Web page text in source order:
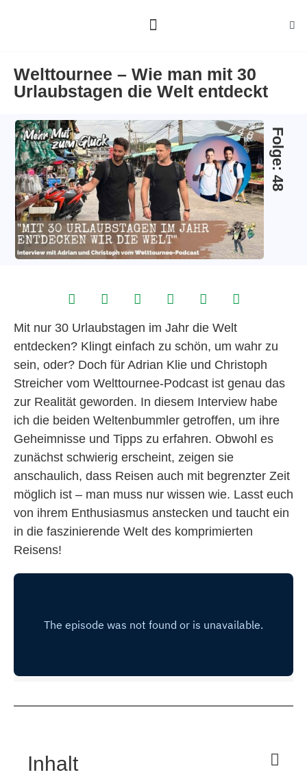
Welttournee – Wie man mit 30
Urlaubstagen die Welt entdeckt
Folge: 48
Mit nur 30 Urlaubstagen im Jahr die Welt
entdecken? Klingt einfach zu schön, um wahr zu
sein, oder? Doch für Adrian Klie und Christoph
Streicher vom Welttournee-Podcast ist genau das
zur Realität geworden. In diesem Interview habe
ich die beiden Weltenbummler getroffen, um ihre
Geheimnisse und Tipps zu erfahren. Obwohl es
zunächst schwierig erscheint, zeigen sie
anschaulich, dass Reisen auch mit begrenzter Zeit
möglich ist – man muss nur wissen wie. Lasst euch
von ihrem Enthusiasmus anstecken und taucht ein
in die faszinierende Welt des komprimierten
Reisens!
Inhalt